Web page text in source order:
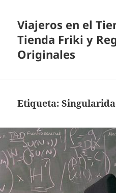
Viajeros en el
Tienda Friki y
Originales
Etiqueta: